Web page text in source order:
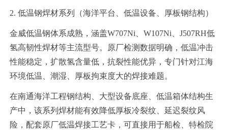
2. 低温钢焊材系列（海洋平台、低温设备、厚板钢结构）
金威低温钢体系成熟，涵盖W707Ni、W107Ni、J507RH低
氢高韧性焊材等主流型号。原厂检测数据明确，低温冲击
性能稳定，扩散氢含量低，抗裂性能优异，专门针对江海
环境低温、潮湿、厚板拘束度大的焊接难题。
在南通海洋工程钢结构、大型设备底座、低温箱体结构生
产中，该系列焊材能有效降低厚板冷裂纹、延迟裂纹风
险，配套原厂低温焊接工艺卡，可直接用于船检、特检院